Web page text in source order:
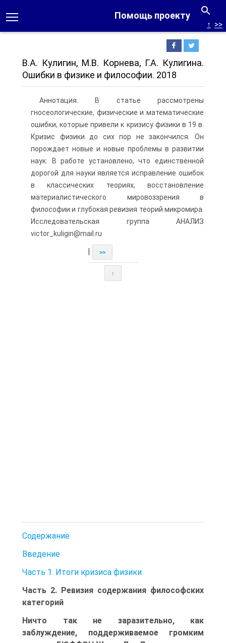
Помощь проекту
↑ >>
В.А. Кулигин, М.В. Корнева, Г.А. Кулигина.
Ошибки в физике и философии. 2018
Аннотация. В статье рассмотрены
гносеологические, физические и математические
ошибки, которые привели к кризису физики в 19 в.
Кризис физики до сих пор не закончился. Он
порождает новые и новые проблемы в развитии
наук. В работе установлено, что единственной
дорогой для науки является исправление ошибок
в классических теориях, восстановление
материалистического мировоззрения в
философии и глубокая ревизия теорий микромира.
Исследовательская группа АНАЛИЗ
victor_kuligin@mail.ru
>>
↑
Содержание
Введение
Часть 1. Итоги кризиса физики
Часть 2. Ревизия содержания философских
категорий
Ничто так не заразительно, как
заблуждение, поддерживаемое громким